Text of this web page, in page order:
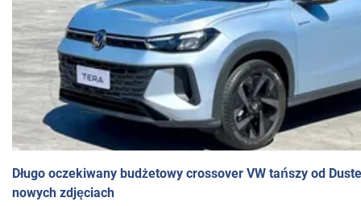
Długo oczekiwany budżetowy crossover VW tańszy od
nowych zdjęciach